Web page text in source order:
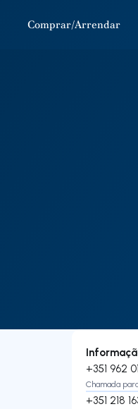
Comprar/Arrendar
+351 962
Chamada
+351 218